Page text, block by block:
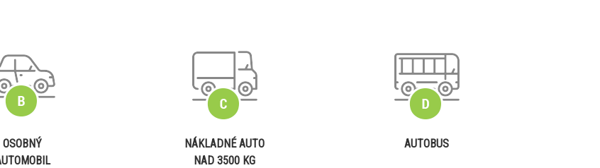
OSOBNÝ
NÁKLADNÉ AUTO
NAD 3500 KG
AUTOBUS